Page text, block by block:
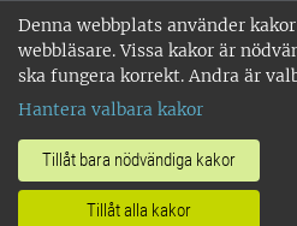
Denna webbplats använder
webbläsare. Vissa kakor är
ska fungera korrekt. Andra är
Hantera valbara kakor
Tillåt bara nödvändiga kakor
Tillåt alla kakor
verksamhet över hela
Alnarp, Uppsala och
miljöcertifierat enligt ISO
018-67 10 00 • Org nr:
Om SLU:s webbplatser
•Hantera kakor•
personuppgifter